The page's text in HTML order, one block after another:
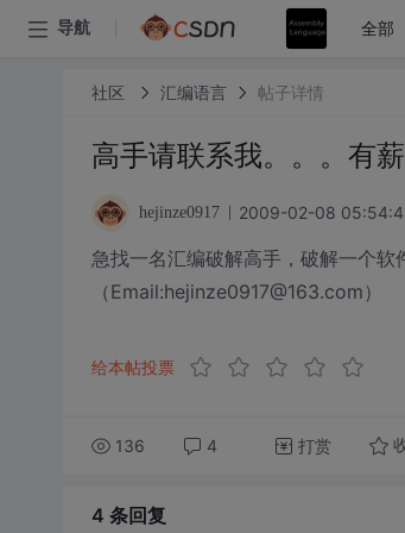
导航 全部
社区 汇编语言 帖子详情
高手请联系我。。。有
hejinze0917 2009-02-08
急找一名汇编破解高手，破解一个软
（Email:hejinze0917@163.com）
给本帖投票
136 4 打赏
4 条回复